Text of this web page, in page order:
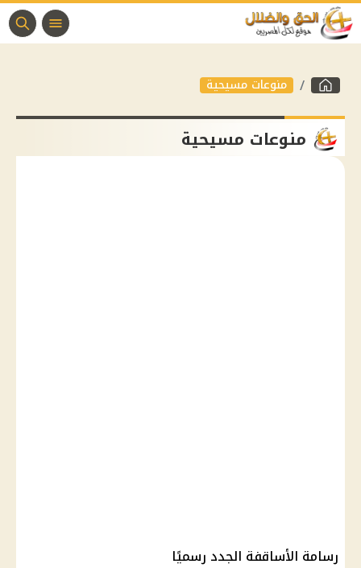
منوعات مسيحية
منوعات مسيحية
رسامة الأساقفة الجدد رسميًا